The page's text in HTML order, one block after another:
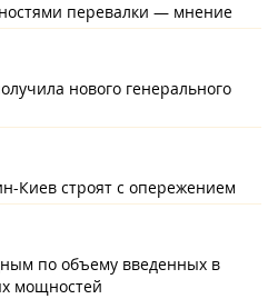
перевалки — мнение
нового генерального
Киев строят с опережением
по объему введенных в
мощностей